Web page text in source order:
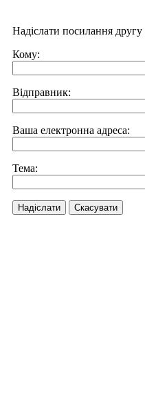
Надіслати посилання
Кому:
Відправник:
Ваша електронна адреса:
Тема:
Надіслати Скасувати